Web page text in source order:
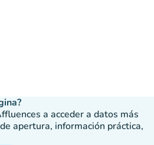
a acceder a datos más
apertura, información práctica,